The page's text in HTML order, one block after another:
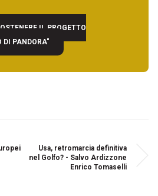
IL PROGETTO
DI PANDORA"
Usa, retromarcia definitiva
nel Golfo? - Salvo Ardizzone
Enrico Tomaselli